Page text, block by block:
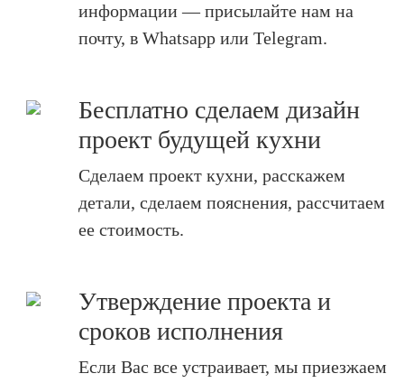
информации — присылайте нам на
почту, в Whatsapp или Telegram.
Бесплатно сделаем дизайн
проект будущей кухни
Сделаем проект кухни, расскажем
детали, сделаем пояснения, рассчитаем
ее стоимость.
Утверждение проекта и
сроков исполнения
Если Вас все устраивает, мы приезжаем